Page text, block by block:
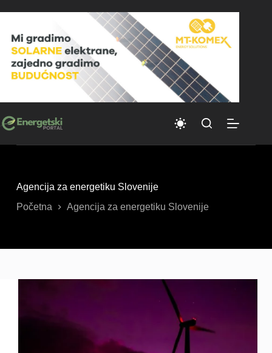
to
Agencija za energetiku Slovenije
Početna
Agencija za energetiku Slovenije